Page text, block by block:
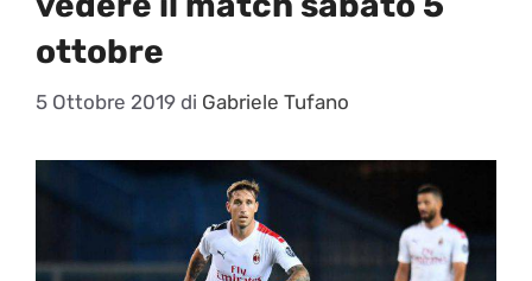
ottobre
5 Ottobre 2019 di Gabriele Tufano